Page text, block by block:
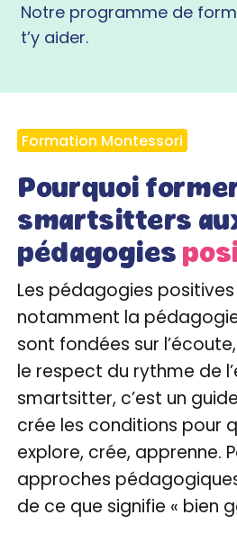
Notre programme de
t’y aider.
Formation Montessori
Pourquoi
smartsitters
pédagogies
Les pédagogies
notamment la
sont fondées sur
le respect du rythme de
smartsitter, c’est un
crée les conditions pour
explore, crée, apprenne.
approches
de ce que signifie « bien